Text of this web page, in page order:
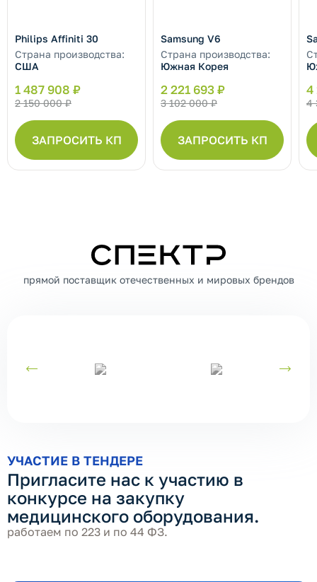
Philips Affiniti 30
Страна производства:
США
1 487 908 ₽
2 150 000 ₽
ЗАПРОСИТЬ КП
Samsung V6
Страна производства:
Южная Корея
2 221 693 ₽
3 102 000 ₽
ЗАПРОСИТЬ КП
4
4
СПЕКТР
прямой поставщик отечественных и мировых брендов
УЧАСТИЕ В ТЕНДЕРЕ
Пригласите нас к участию в
конкурсе на закупку
медицинского оборудования.
работаем по 223 и по 44 ФЗ.